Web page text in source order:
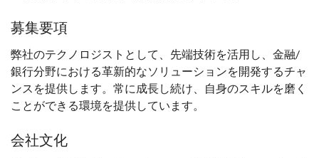
募集要項
弊社のテクノロジストとして、先端技術を活用し、金融/
銀行分野における革新的なソリューションを開発するチャ
ンスを提供します。常に成長し続け、自身のスキルを磨く
ことができる環境を提供しています。
会社文化